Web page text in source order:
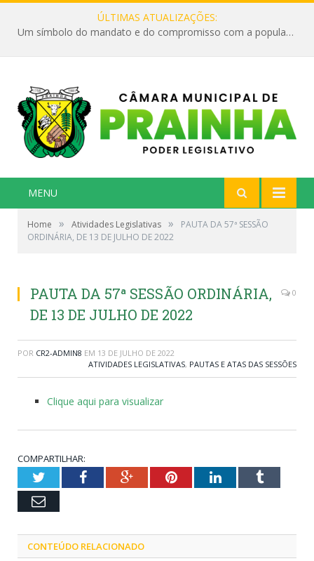
ÚLTIMAS ATUALIZAÇÕES:
Um símbolo do mandato e do compromisso com a população
MENU
Home » Atividades Legislativas »
PAUTA DA 57ª SESSÃO
ORDINÁRIA, DE 13 DE JULHO DE 2022
PAUTA DA 57ª SESSÃO ORDINÁRIA,
DE 13 DE JULHO DE 2022
0
POR CR2-ADMIN8 EM 13 DE JULHO DE 2022
ATIVIDADES LEGISLATIVAS, PAUTAS E ATAS DAS SESSÕES
Clique aqui para visualizar
COMPARTILHAR:
TwitterFacebookGoogle+PinterestLinkedInTumblr
Email
CONTEÚDO RELACIONADO